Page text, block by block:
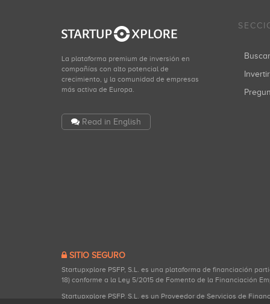
La plataforma premium de inversión en
compañías con alto potencial de
crecimiento, y la comunidad de empresas
más activa de Europa.
Read in English
SITIO SEGURO
Startupxplore PSFP, S.L. es una plataforma de financiación
18) conforme a la Ley 5/2015 de Fomento de la Financiación
Startupxplore PSFP, S.L. es un Proveedor de Servicios de